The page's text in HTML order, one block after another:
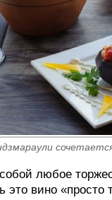
любое
это вино